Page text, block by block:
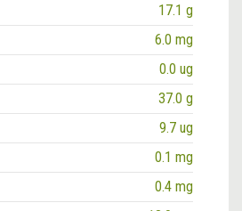
17.1 g
6.0 mg
0.0 ug
37.0 g
9.7 ug
0.1 mg
0.4 mg